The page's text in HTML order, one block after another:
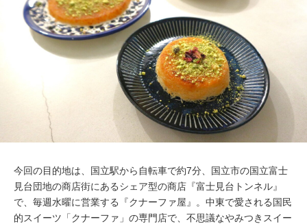
今回の目的地は、国立駅から自転車で約7分、国立市の国立富士
見台団地の商店街にあるシェア型の商店『富士見台トンネル』
で、毎週水曜に営業する『クナーファ屋』。中東で愛される国民
的スイーツ「クナーファ」の専門店で、不思議なやみつきスイー